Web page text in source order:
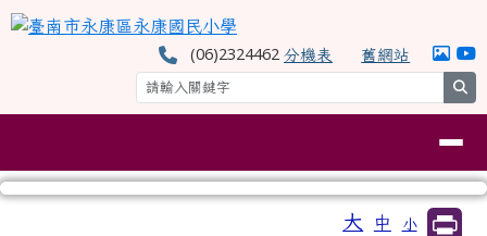
跳至主內容區
臺南市永康區永康國民小學
(06)2324462分機表 舊網站
⏸
大 中 小